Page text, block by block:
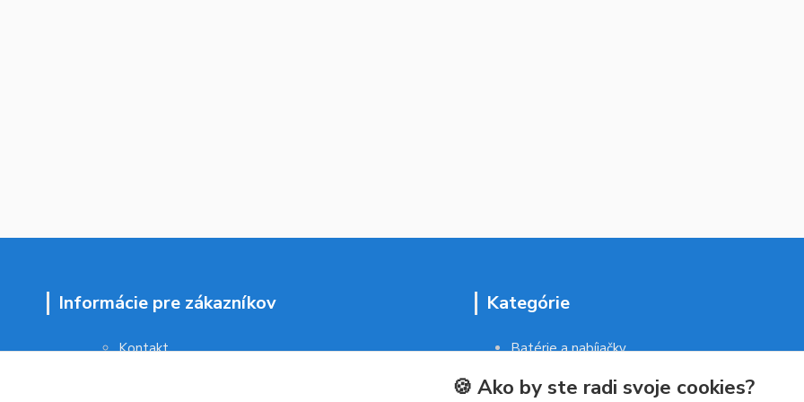
Informácie pre zákazníkov
Kontakt
Kategórie
Batérie a nabíjačky
Malé domáce spotrebiče
🍪 Ako by ste radi svoje cookies?